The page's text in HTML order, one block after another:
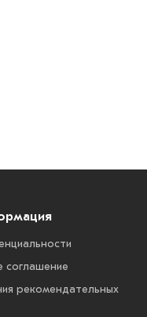
соглашение
рекомендательных